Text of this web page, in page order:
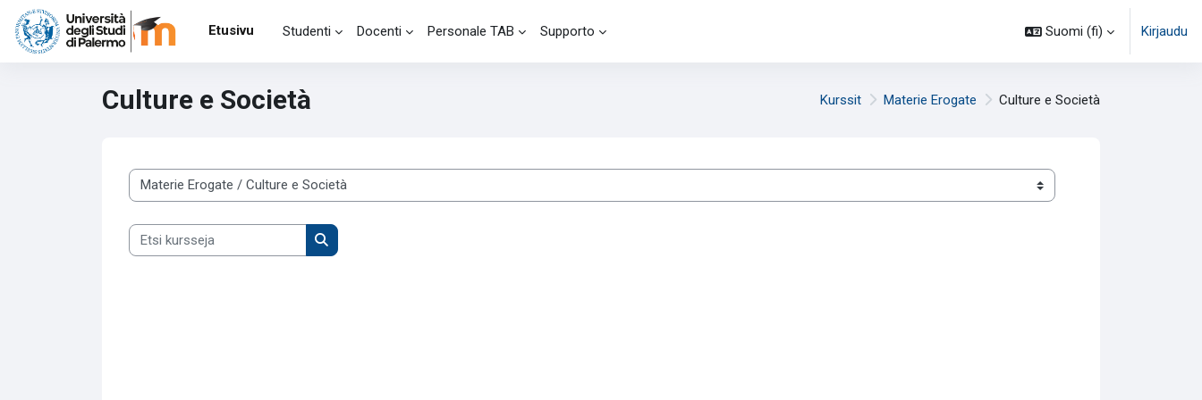
Siirry pääsisältöön
Etusivu
Studenti Docenti Personale TAB Supporto Suomi ‎(fi)‎ Kirjaudu
Culture e Società Kurssit Materie Erogate Culture e Società
Kurssikategoriat
Etsi kursseja
Etsi kursseja